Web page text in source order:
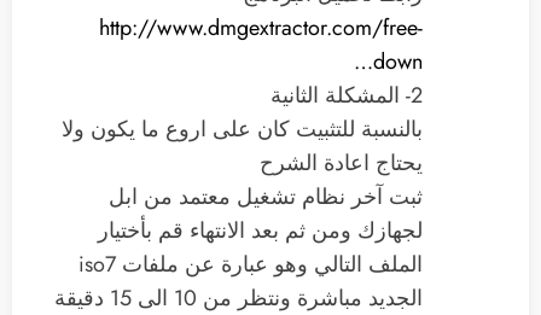
http://www.dmgextractor.com/free-
down…
2- المشكلة الثانية
بالنسبة للتثبيت كان على اروع ما يكون ولا
يحتاج اعادة الشرح
ثبت آخر نظام تشغيل معتمد من ابل
لجهازك ومن ثم بعد الانتهاء قم بأختيار
الملف التالي وهو عبارة عن ملفات iso7
الجديد مباشرة ونتظر من 10 الى 15 دقيقة